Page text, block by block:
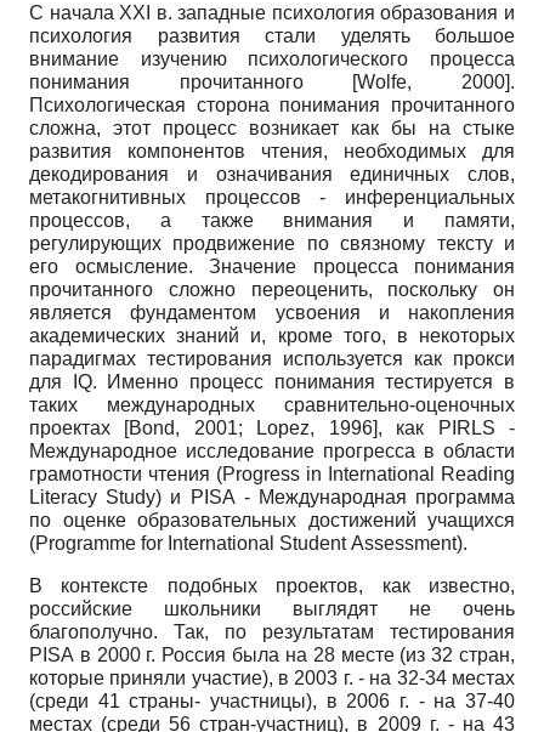
С начала XXI
в. западные психология образования и
психология развития стали уделять большое
внимание изучению психологического процесса
понимания прочитанного [Wolfe, 2000].
Психологическая сторона понимания прочитанного
сложна, этот процесс возникает как бы на стыке
развития компонентов чтения, необходимых для
декодирования и означивания единичных слов,
метакогнитивных процессов - инференциальных
процессов, а также внимания и памяти,
регулирующих продвижение по связному тексту и
его осмысление. Значение процесса понимания
прочитанного сложно переоценить, поскольку он
является фундаментом усвоения и накопления
академических знаний и, кроме того, в некоторых
парадигмах тестирования используется как прокси
для
IQ. Именно процесс понимания тестируется в
таких международных сравнительно-оценочных
проектах [Bond, 2001; Lopez, 1996], как PIRLS -
Международное исследование прогресса в области
грамотности чтения (Progress in International
Reading
Literacy Study) и PISA - Международная программа
по оценке образовательных достижений учащихся
(Programme for International Student Assessment).
В контексте подобных проектов, как известно,
российские школьники выглядят не очень
благополучно. Так, по результатам тестирования
PISA в 2000 г. Россия была на 28 месте (из 32 стран,
которые приняли участие), в 2003 г. - на 32-34 местах
(среди 41 страны- участницы), в 2006 г. - на 37-40
местах (среди 56 стран-участниц), в 2009 г. - на 43